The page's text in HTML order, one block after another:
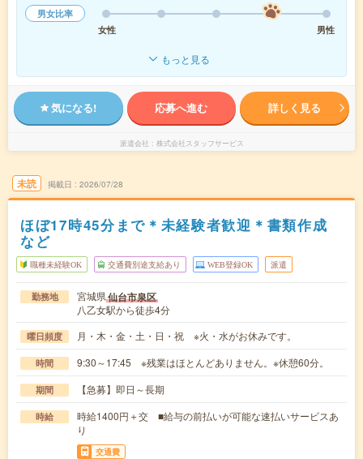
男女比率
女性
男性
もっと見る
気になる! 応募へ進む 詳しく見る
派遣会社 株式会社スタッフサービス
未読 掲載日 2026/07/28
ほぼ17時45分まで＊未経験者歓迎＊書類作成
など
職種未経験OK 交通費別途支給あり WEB登録OK 派遣
勤務地 宮城県仙台市泉区
八乙女駅から徒歩4分
曜日頻度 月・木・金・土・日・祝 ※火・水がお休みです。
時間 9:30～17:45 ※残業はほとんどありません。※休憩60分。
期間 【急募】即日～長期
時給
時給1400円＋交 ■給与の前払いが可能な速払いサービスあ
り
交通費